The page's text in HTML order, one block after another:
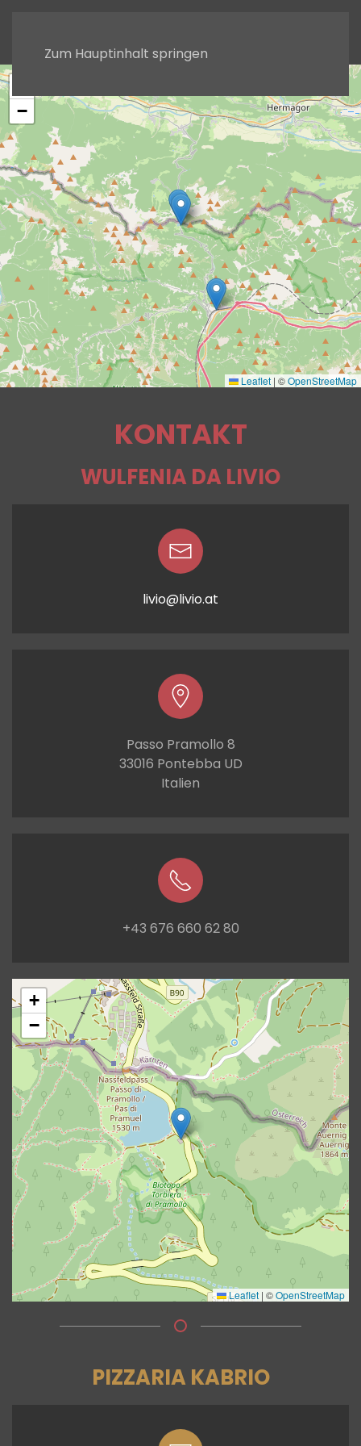
Zum Hauptinhalt springen
−
Leaflet | ©OpenStreetMap
KONTAKT
WULFENIA DA LIVIO
livio@livio.at
Passo Pramollo 8
33016 Pontebba UD
Italien
+43 676 660 62 80
+
−
Leaflet | ©OpenStreetMap
PIZZARIA KABRIO